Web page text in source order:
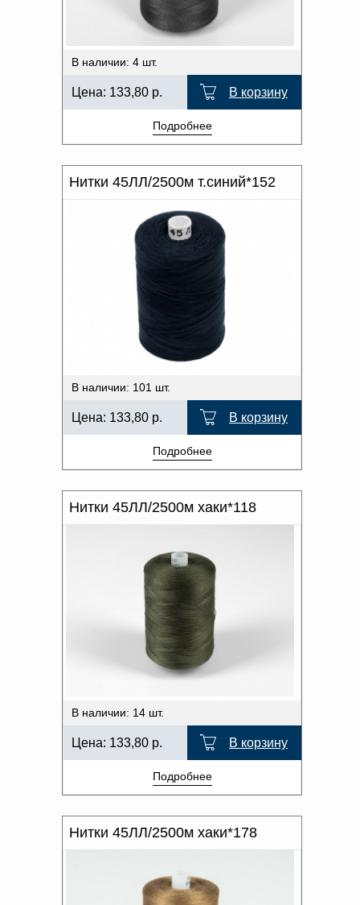
В наличии: 4 шт.
Цена: 133,80 р. В корзину
Подробнее
Нитки 45ЛЛ/2500м т.синий*152
В наличии: 101 шт.
Цена: 133,80 р. В корзину
Подробнее
Нитки 45ЛЛ/2500м хаки*118
В наличии: 14 шт.
Цена: 133,80 р. В корзину
Подробнее
Нитки 45ЛЛ/2500м хаки*178